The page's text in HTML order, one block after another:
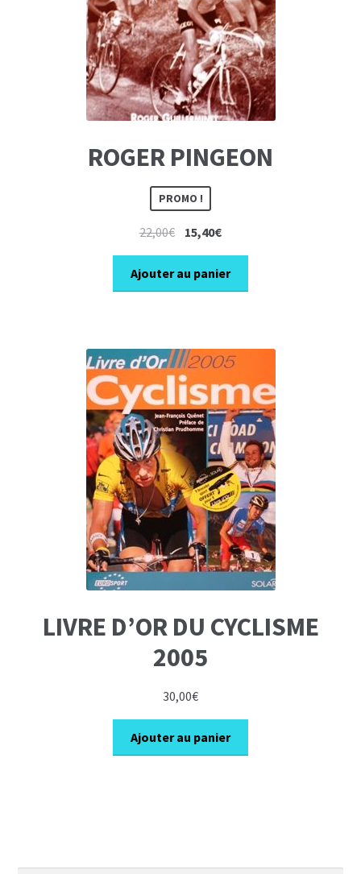
ROGER PINGEON
PROMO !
22,00€ Le
prix
initial
était :
15,40€Le
prix
actuel
est :
Ajouter au panier
LIVRE D’OR DU CYCLISME
2005
30,00€
Ajouter au panier